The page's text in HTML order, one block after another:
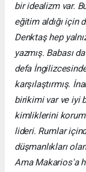
bir idealizm var.
eğitim aldığı
Denktaş hep
yazmış. Babası
defa
karşılaştırmış.
birikimi var ve iyi
kimliklerini
lideri. Rumlar
düşmanlıkları
Ama Makarios'a